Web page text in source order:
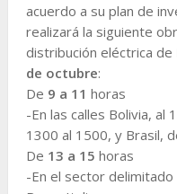
acuerdo a su plan de
realizará la siguiente
distribución eléctrica de
de octubre:
De 9 a 11 horas
-En las calles Bolivia, al
1300 al 1500, y Brasil,
De 13 a 15 horas
-En el sector delimitado